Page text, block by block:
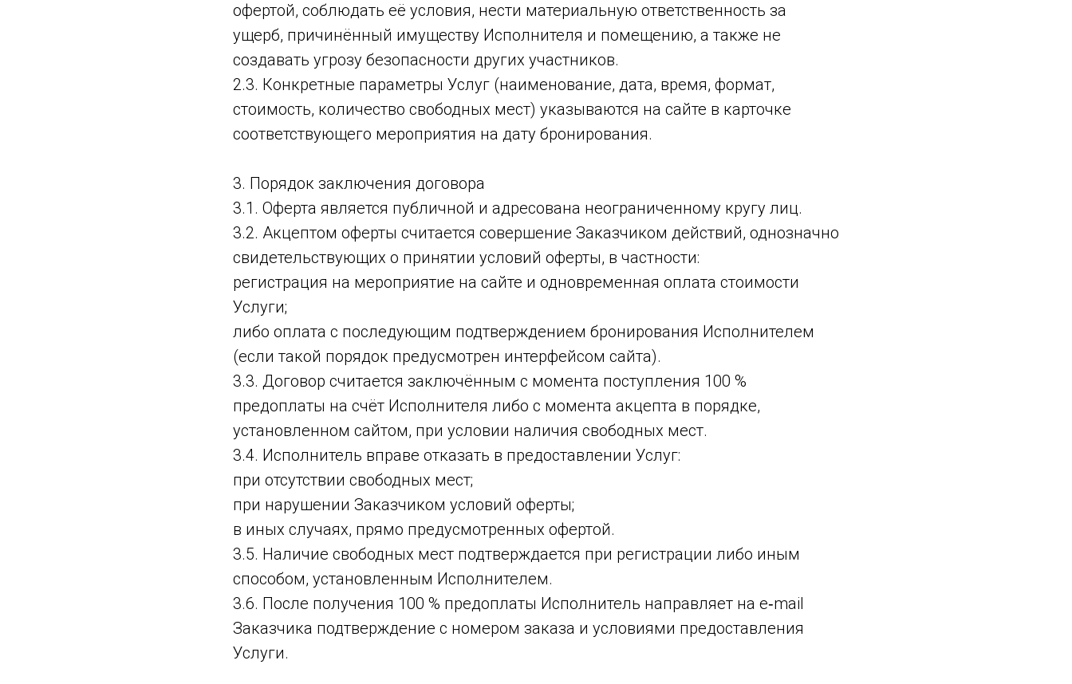
офертой, соблюдать её условия, нести материальную ответственность за
ущерб, причинённый имуществу Исполнителя и помещению, а также не
создавать угрозу безопасности других участников.
2.3. Конкретные параметры Услуг (наименование, дата, время, формат,
стоимость, количество свободных мест) указываются на сайте в карточке
соответствующего мероприятия на дату бронирования.
3. Порядок заключения договора
3.1. Оферта является публичной и адресована неограниченному кругу лиц.
3.2. Акцептом оферты считается совершение Заказчиком действий, однозначно
свидетельствующих о принятии условий оферты, в частности:
регистрация на мероприятие на сайте и одновременная оплата стоимости
Услуги;
либо оплата с последующим подтверждением бронирования Исполнителем
(если такой порядок предусмотрен интерфейсом сайта).
3.3. Договор считается заключённым с момента поступления 100 %
предоплаты на счёт Исполнителя либо с момента акцепта в порядке,
установленном сайтом, при условии наличия свободных мест.
3.4. Исполнитель вправе отказать в предоставлении Услуг:
при отсутствии свободных мест;
при нарушении Заказчиком условий оферты;
в иных случаях, прямо предусмотренных офертой.
3.5. Наличие свободных мест подтверждается при регистрации либо иным
способом, установленным Исполнителем.
3.6. После получения 100 % предоплаты Исполнитель направляет на e‑mail
Заказчика подтверждение с номером заказа и условиями предоставления
Услуги.